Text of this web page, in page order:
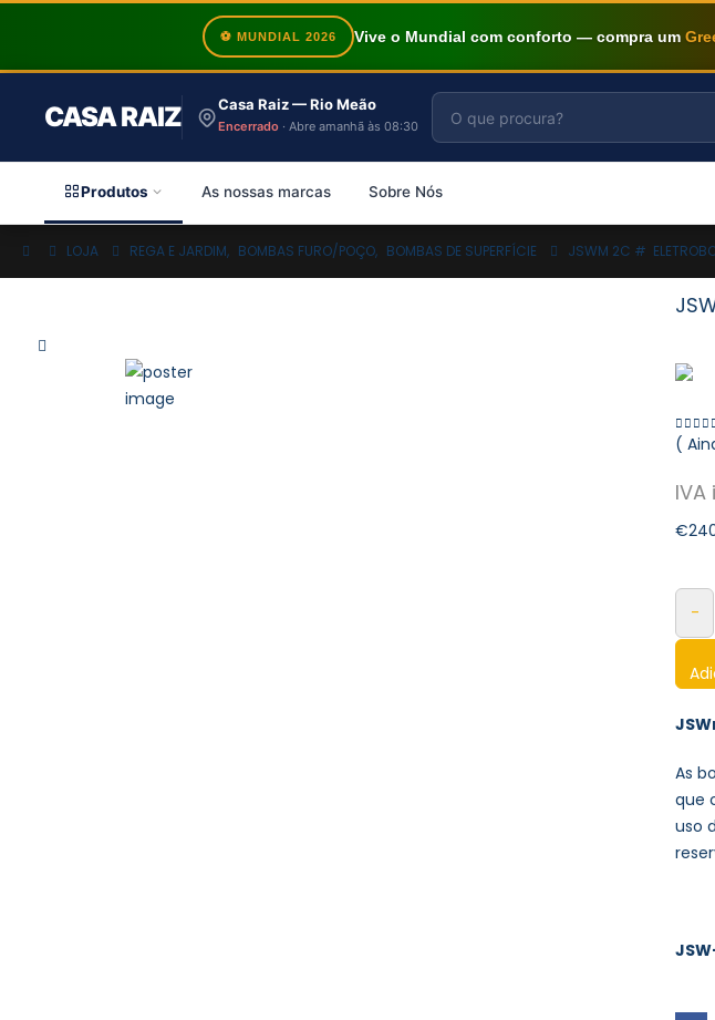
⚽ MUNDIAL 2026 Vive o Mundial com conforto — compra um
CASA RAIZ Casa Raiz — Rio Meão
Encerrado · Abre amanhã às 08:30
Produtos As nossas marcas Sobre Nós
LOJA REGA E JARDIM, BOMBAS FURO/POÇO, BOMBAS DE SUPERFÍCIE JSWM 2C #
0 out
(
€
-
As
que
uso